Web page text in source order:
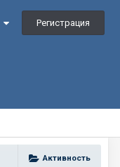
Регистрация
Активность